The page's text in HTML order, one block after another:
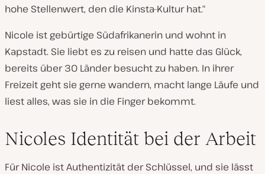
hohe Stellenwert, den die Kinsta-Kultur hat.“
Nicole ist gebürtige Südafrikanerin und wohnt in
Kapstadt. Sie liebt es zu reisen und hatte das Glück,
bereits über 30 Länder besucht zu haben. In ihrer
Freizeit geht sie gerne wandern, macht lange Läufe und
liest alles, was sie in die Finger bekommt.
Nicoles Identität bei der Arbeit
Für Nicole ist Authentizität der Schlüssel, und sie lässt